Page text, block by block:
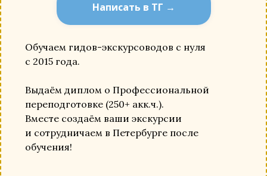
Написать в ТГ →
Обучаем гидов-экскурсоводов с нуля
с 2015 года.
Выдаём диплом о Профессиональной
переподготовке (250+ акк.ч.).
Вместе создаём ваши экскурсии
и сотрудничаем в Петербурге после
обучения!